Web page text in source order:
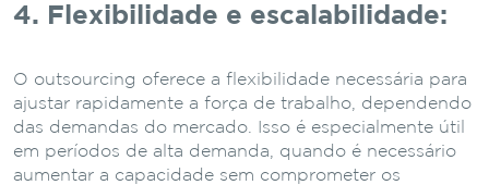
4. Flexibilidade e escalabilidade:
O outsourcing oferece a flexibilidade necessária para
ajustar rapidamente a força de trabalho, dependendo
das demandas do mercado. Isso é especialmente útil
em períodos de alta demanda, quando é necessário
aumentar a capacidade sem comprometer os